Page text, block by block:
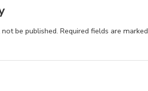
be published. Required fields are marked